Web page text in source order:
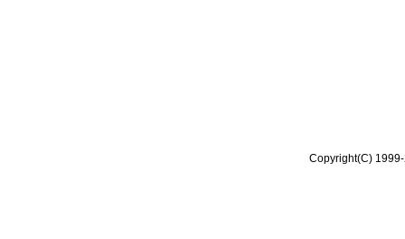
Copyright(C)